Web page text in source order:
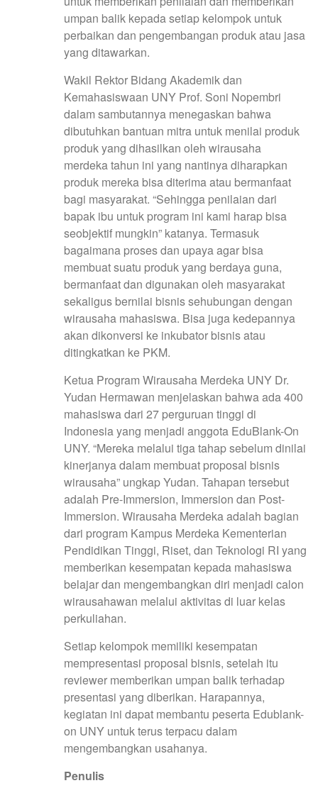
umpan balik kepada setiap kelompok untuk
perbaikan dan pengembangan produk atau jasa
yang ditawarkan.
Wakil Rektor Bidang Akademik dan
Kemahasiswaan UNY Prof. Soni Nopembri
dalam sambutannya menegaskan bahwa
dibutuhkan bantuan mitra untuk menilai produk
produk yang dihasilkan oleh wirausaha
merdeka tahun ini yang nantinya diharapkan
produk mereka bisa diterima atau bermanfaat
bagi masyarakat. “Sehingga penilaian dari
bapak ibu untuk program ini kami harap bisa
seobjektif mungkin” katanya. Termasuk
bagaimana proses dan upaya agar bisa
membuat suatu produk yang berdaya guna,
bermanfaat dan digunakan oleh masyarakat
sekaligus bernilai bisnis sehubungan dengan
wirausaha mahasiswa. Bisa juga kedepannya
akan dikonversi ke inkubator bisnis atau
ditingkatkan ke PKM.
Ketua Program Wirausaha Merdeka UNY Dr.
Yudan Hermawan menjelaskan bahwa ada 400
mahasiswa dari 27 perguruan tinggi di
Indonesia yang menjadi anggota EduBlank-On
UNY. “Mereka melalui tiga tahap sebelum dinilai
kinerjanya dalam membuat proposal bisnis
wirausaha” ungkap Yudan. Tahapan tersebut
adalah Pre-Immersion, Immersion dan Post-
Immersion. Wirausaha Merdeka adalah bagian
dari program Kampus Merdeka Kementerian
Pendidikan Tinggi, Riset, dan Teknologi RI yang
memberikan kesempatan kepada mahasiswa
belajar dan mengembangkan diri menjadi calon
wirausahawan melalui aktivitas di luar kelas
perkuliahan.
Setiap kelompok memiliki kesempatan
mempresentasi proposal bisnis, setelah itu
reviewer memberikan umpan balik terhadap
presentasi yang diberikan. Harapannya,
kegiatan ini dapat membantu peserta Edublank-
on UNY untuk terus terpacu dalam
mengembangkan usahanya.
Penulis